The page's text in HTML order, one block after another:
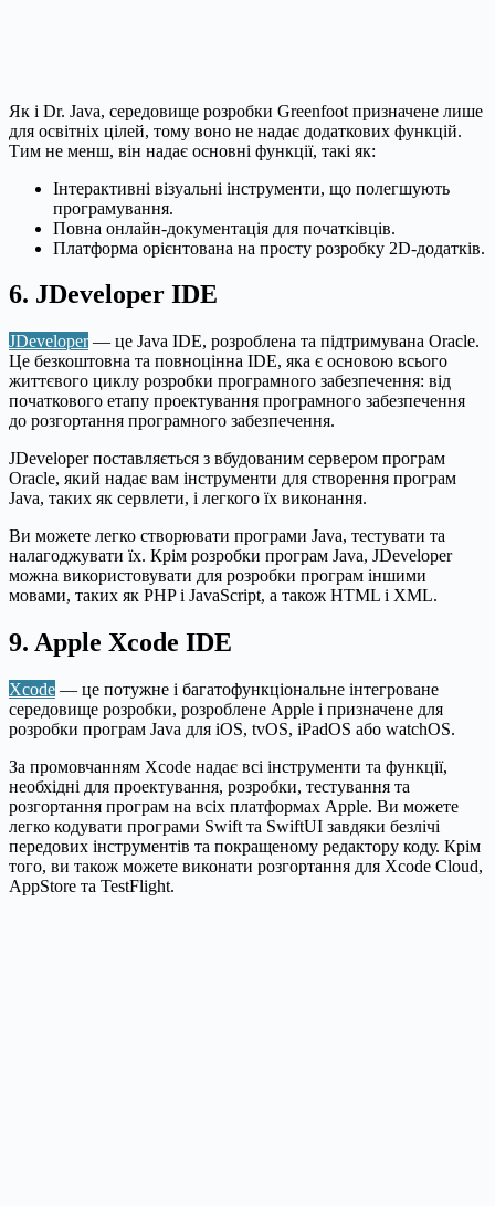
Як і Dr. Java, середовище розробки Greenfoot призначене лише
для освітніх цілей, тому воно не надає додаткових функцій.
Тим не менш, він надає основні функції, такі як:
Інтерактивні візуальні інструменти, що полегшують
програмування.
Повна онлайн-документація для початківців.
Платформа орієнтована на просту розробку 2D-додатків.
6. JDeveloper IDE
JDeveloper — це Java IDE, розроблена та підтримувана Oracle.
Це безкоштовна та повноцінна IDE, яка є основою всього
життєвого циклу розробки програмного забезпечення: від
початкового етапу проектування програмного забезпечення
до розгортання програмного забезпечення.
JDeveloper поставляється з вбудованим сервером програм
Oracle, який надає вам інструменти для створення програм
Java, таких як сервлети, і легкого їх виконання.
Ви можете легко створювати програми Java, тестувати та
налагоджувати їх. Крім розробки програм Java, JDeveloper
можна використовувати для розробки програм іншими
мовами, таких як PHP і JavaScript, а також HTML і XML.
9. Apple Xcode IDE
Xcode — це потужне і багатофункціональне інтегроване
середовище розробки, розроблене Apple і призначене для
розробки програм Java для iOS, tvOS, iPadOS або watchOS.
За промовчанням Xcode надає всі інструменти та функції,
необхідні для проектування, розробки, тестування та
розгортання програм на всіх платформах Apple. Ви можете
легко кодувати програми Swift та SwiftUI завдяки безлічі
передових інструментів та покращеному редактору коду. Крім
того, ви також можете виконати розгортання для Xcode Cloud,
AppStore та TestFlight.